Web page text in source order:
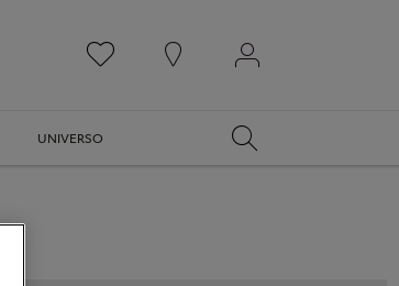
UNIVERSO